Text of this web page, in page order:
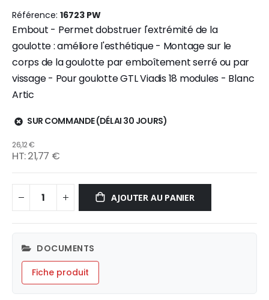
Référence 16723 PW
Embout - Permet dobstruer l'extrémité de la
goulotte : améliore l'esthétique - Montage sur le
corps de la goulotte par emboîtement serré ou par
vissage - Pour goulotte GTL Viadis 18 modules - Blanc
Artic
SUR COMMANDE (DÉLAI 30 JOURS)
26,12 €
21,77 €
AJOUTER AU PANIER
DOCUMENTS
Fiche produit